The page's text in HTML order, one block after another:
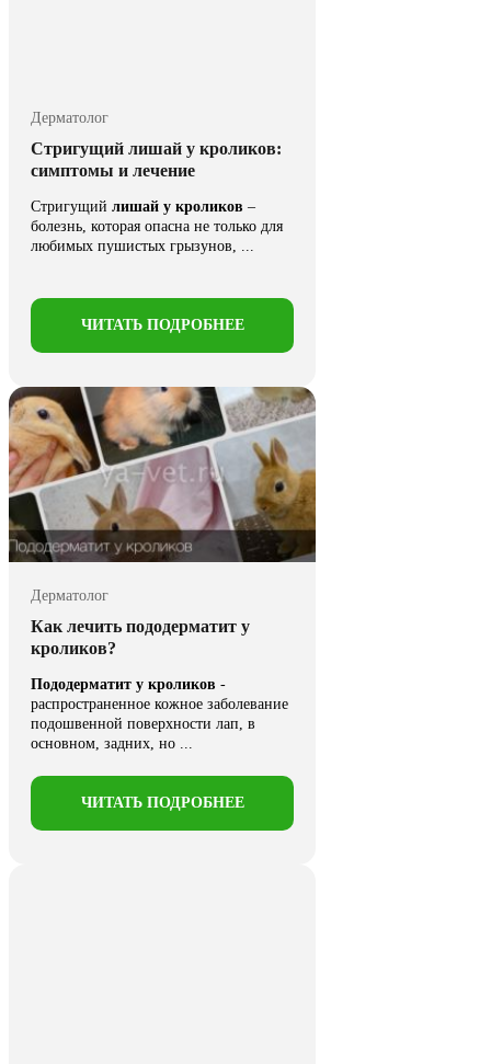
Дерматолог
Стригущий лишай у кроликов:
симптомы и лечение
Стригущий лишай у кроликов –
болезнь, которая опасна не только для
любимых пушистых грызунов, ...
ЧИТАТЬ ПОДРОБНЕЕ
Дерматолог
Как лечить пододерматит у
кроликов?
Пододерматит у кроликов -
распространенное кожное заболевание
подошвенной поверхности лап, в
основном, задних, но ...
ЧИТАТЬ ПОДРОБНЕЕ